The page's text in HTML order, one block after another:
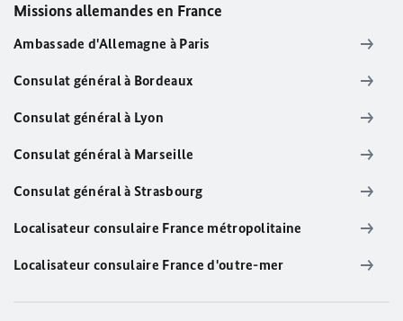
Missions allemandes en France
Ambassade d'Allemagne à Paris
Consulat général à Bordeaux
Consulat général à Lyon
Consulat général à Marseille
Consulat général à Strasbourg
Localisateur consulaire France métropolitaine
Localisateur consulaire France d'outre-mer